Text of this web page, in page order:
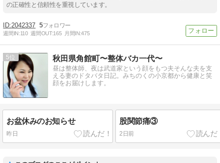
の正確性と信頼性を重視しています。
2042337 5
週間IN:110 週間OUT:165 月間IN:475
5 秋田県角館町〜整体バカ一代〜
昼は整体師、夜は武道家という顔をもつ夫そんな夫を支
える妻のドタバタ日記。みちのくの小京都から健康と笑
顔をお届けします。
お盆休みのお知らせ
昨日
股関節痛③
2日前